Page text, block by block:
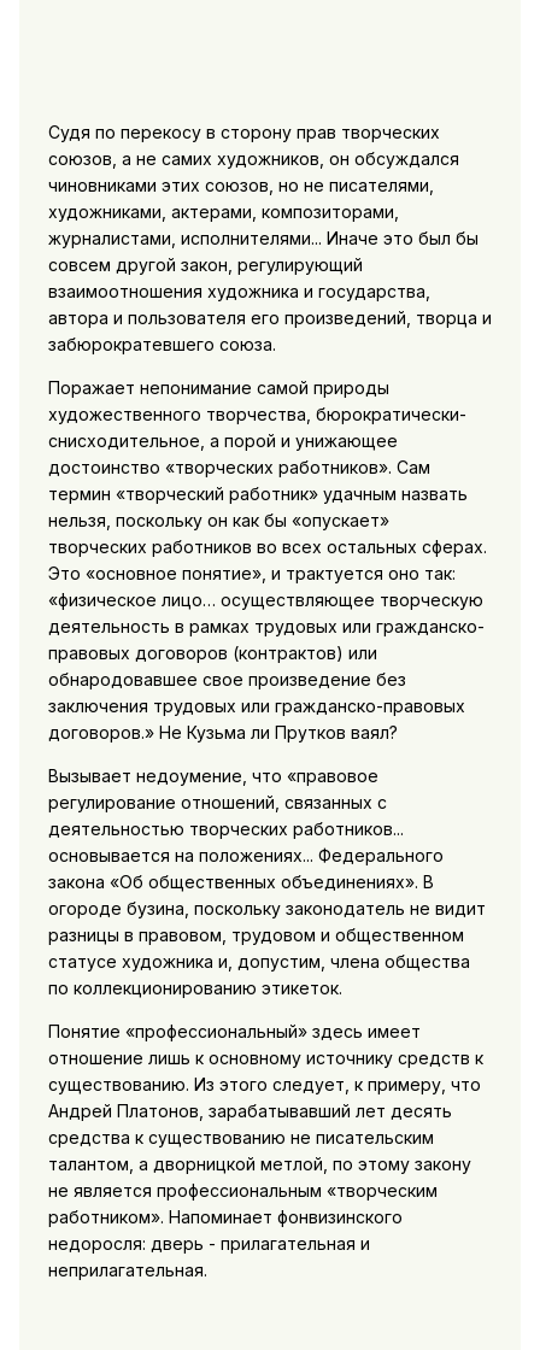
Судя по перекосу в сторону прав творческих
союзов, а не самих художников, он обсуждался
чиновниками этих союзов, но не писателями,
художниками, актерами, композиторами,
журналистами, исполнителями... Иначе это был бы
совсем другой закон, регулирующий
взаимоотношения художника и государства,
автора и пользователя его произведений, творца и
забюрократевшего союза.
Поражает непонимание самой природы
художественного творчества, бюрократически-
снисходительное, а порой и унижающее
достоинство «творческих работников». Сам
термин «творческий работник» удачным назвать
нельзя, поскольку он как бы «опускает»
творческих работников во всех остальных сферах.
Это «основное понятие», и трактуется оно так:
«физическое лицо… осуществляющее творческую
деятельность в рамках трудовых или гражданско-
правовых договоров (контрактов) или
обнародовавшее свое произведение без
заключения трудовых или гражданско-правовых
договоров.» Не Кузьма ли Прутков ваял?
Вызывает недоумение, что «правовое
регулирование отношений, связанных с
деятельностью творческих работников...
основывается на положениях... Федерального
закона «Об общественных объединениях». В
огороде бузина, поскольку законодатель не видит
разницы в правовом, трудовом и общественном
статусе художника и, допустим, члена общества
по коллекционированию этикеток.
Понятие «профессиональный» здесь имеет
отношение лишь к основному источнику средств к
существованию. Из этого следует, к примеру, что
Андрей Платонов, зарабатывавший лет десять
средства к существованию не писательским
талантом, а дворницкой метлой, по этому закону
не является профессиональным «творческим
работником». Напоминает фонвизинского
недоросля: дверь - прилагательная и
неприлагательная.